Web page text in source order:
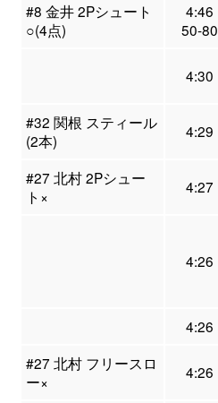
#8 金井 2Pシュート
○(4点)
4:46
50-80
4:30
#32 関根 スティール
(2本)
4:29
#27 北村 2Pシュー
ト×
4:27
4:26
4:26
#27 北村 フリースロ
ー×
4:26